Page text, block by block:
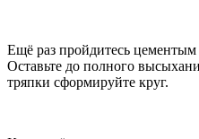
Ещё раз пройдитесь цементым
Оставьте до полного
тряпки сформируйте круг.